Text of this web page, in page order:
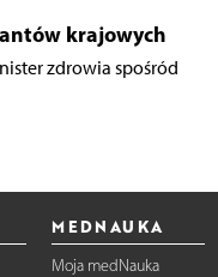
krajowych
zdrowia spośród
MEDNAUKA
Moja medNauka